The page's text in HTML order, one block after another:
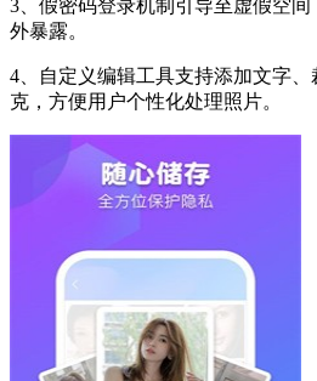
3、假密码登录机制引导至虚假空
外暴露。
4、自定义编辑工具支持添加文字
克，方便用户个性化处理照片。